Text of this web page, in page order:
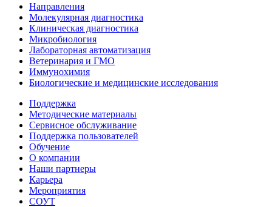
Направления
Молекулярная диагностика
Клиническая диагностика
Микробиология
Лабораторная автоматизация
Ветеринария и ГМО
Иммунохимия
Биологические и медицинские исследования
Поддержка
Методические материалы
Сервисное обслуживание
Поддержка пользователей
Обучение
О компании
Наши партнеры
Карьера
Мероприятия
СОУТ